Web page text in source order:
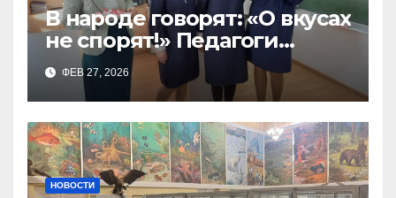
В народе говорят: «О вкусах
не спорят!» Педагоги
поварского отделения
Тимченко О.О.
ФЕВ 27, 2026
НОВОСТИ